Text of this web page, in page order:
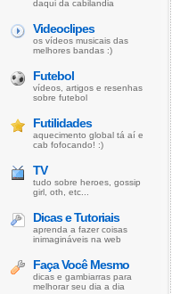
daqui da cabilandia
Videoclipes
os vídeos musicais das
melhores bandas :)
Futebol
vídeos, artigos e resenhas
sobre futebol
Futilidades
aquecimento global tá aí e
cab fofocando! :)
TV
tudo sobre heroes, gossip
girl, oth, etc...
Dicas e Tutoriais
aprenda a fazer coisas
inimagináveis na web
Faça Você Mesmo
dicas e gambiarras para
melhorar seu dia a dia